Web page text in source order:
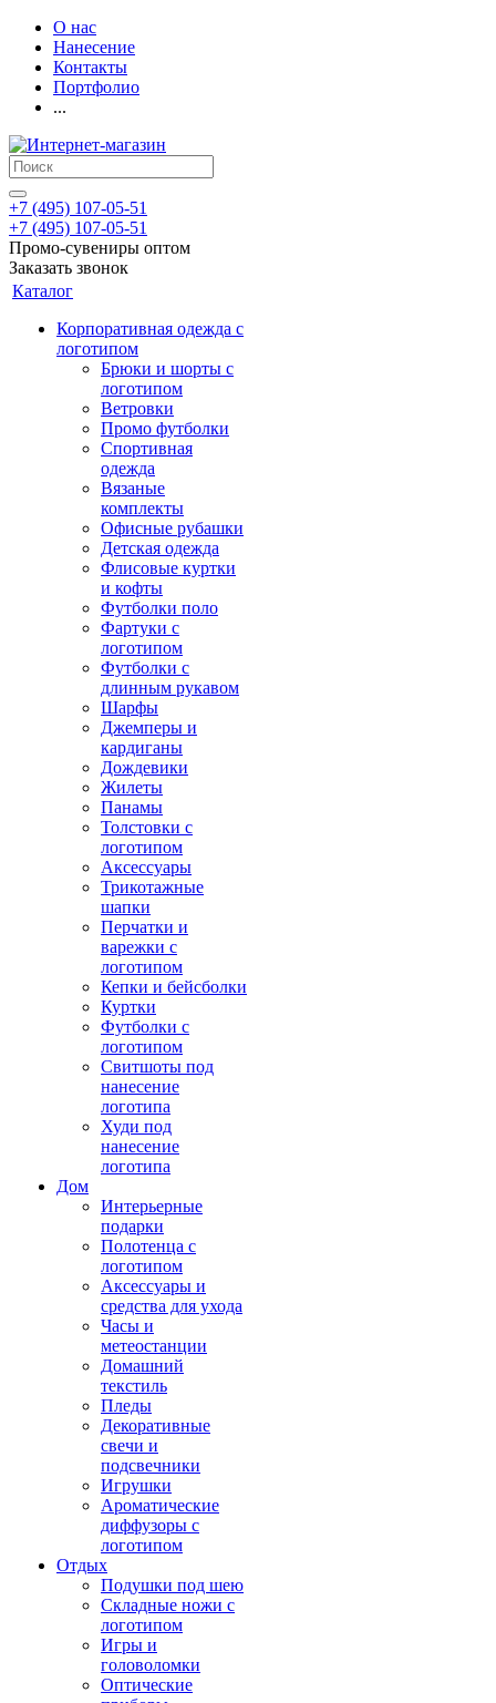
О нас
Нанесение
Контакты
Портфолио
...
+7 (495) 107-05-51
+7 (495) 107-05-51
Промо-сувениры оптом
Заказать звонок
Каталог
Корпоративная одежда с
логотипом
Брюки и шорты с
логотипом
Ветровки
Промо футболки
Спортивная
одежда
Вязаные
комплекты
Офисные рубашки
Детская одежда
Флисовые куртки
и кофты
Футболки поло
Фартуки с
логотипом
Футболки с
длинным рукавом
Шарфы
Джемперы и
кардиганы
Дождевики
Жилеты
Панамы
Толстовки с
логотипом
Аксессуары
Трикотажные
шапки
Перчатки и
варежки с
логотипом
Кепки и бейсболки
Куртки
Футболки с
логотипом
Свитшоты под
нанесение
логотипа
Худи под
нанесение
логотипа
Дом
Интерьерные
подарки
Полотенца с
логотипом
Аксессуары и
средства для ухода
Часы и
метеостанции
Домашний
текстиль
Пледы
Декоративные
свечи и
подсвечники
Игрушки
Ароматические
диффузоры с
логотипом
Отдых
Подушки под шею
Складные ножи с
логотипом
Игры и
головоломки
Оптические